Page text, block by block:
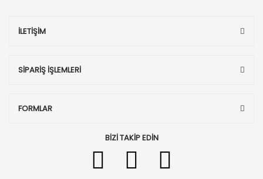
İLETİŞİM
SİPARİŞ İŞLEMLERİ
FORMLAR
BİZİ TAKİP EDİN